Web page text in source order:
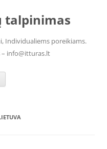
talpinimas
Individualiems poreikiams.
– info@itturas.lt